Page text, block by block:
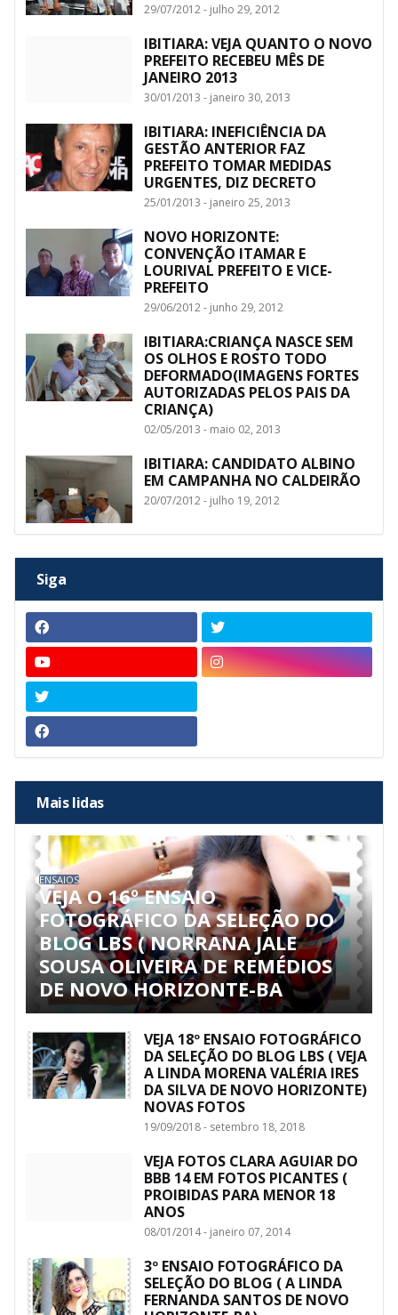
29/07/2012 - julho 29, 2012
IBITIARA: VEJA QUANTO O NOVO
PREFEITO RECEBEU MÊS DE
JANEIRO 2013
30/01/2013 - janeiro 30, 2013
IBITIARA: INEFICIÊNCIA DA
GESTÃO ANTERIOR FAZ
PREFEITO TOMAR MEDIDAS
URGENTES, DIZ DECRETO
25/01/2013 - janeiro 25, 2013
NOVO HORIZONTE:
CONVENÇÃO ITAMAR E
LOURIVAL PREFEITO E VICE-
PREFEITO
29/06/2012 - junho 29, 2012
IBITIARA:CRIANÇA NASCE SEM
OS OLHOS E ROSTO TODO
DEFORMADO(IMAGENS FORTES
AUTORIZADAS PELOS PAIS DA
CRIANÇA)
02/05/2013 - maio 02, 2013
IBITIARA: CANDIDATO ALBINO
EM CAMPANHA NO CALDEIRÃO
20/07/2012 - julho 19, 2012
Siga
Mais lidas
ENSAIOS
VEJA O 16º ENSAIO
FOTOGRÁFICO DA SELEÇÃO DO
BLOG LBS ( NORRANA JALE
SOUSA OLIVEIRA DE REMÉDIOS
DE NOVO HORIZONTE-BA
VEJA 18º ENSAIO FOTOGRÁFICO
DA SELEÇÃO DO BLOG LBS ( VEJA
A LINDA MORENA VALÉRIA IRES
DA SILVA DE NOVO HORIZONTE)
NOVAS FOTOS
19/09/2018 - setembro 18, 2018
VEJA FOTOS CLARA AGUIAR DO
BBB 14 EM FOTOS PICANTES (
PROIBIDAS PARA MENOR 18
ANOS
08/01/2014 - janeiro 07, 2014
3º ENSAIO FOTOGRÁFICO DA
SELEÇÃO DO BLOG ( A LINDA
FERNANDA SANTOS DE NOVO